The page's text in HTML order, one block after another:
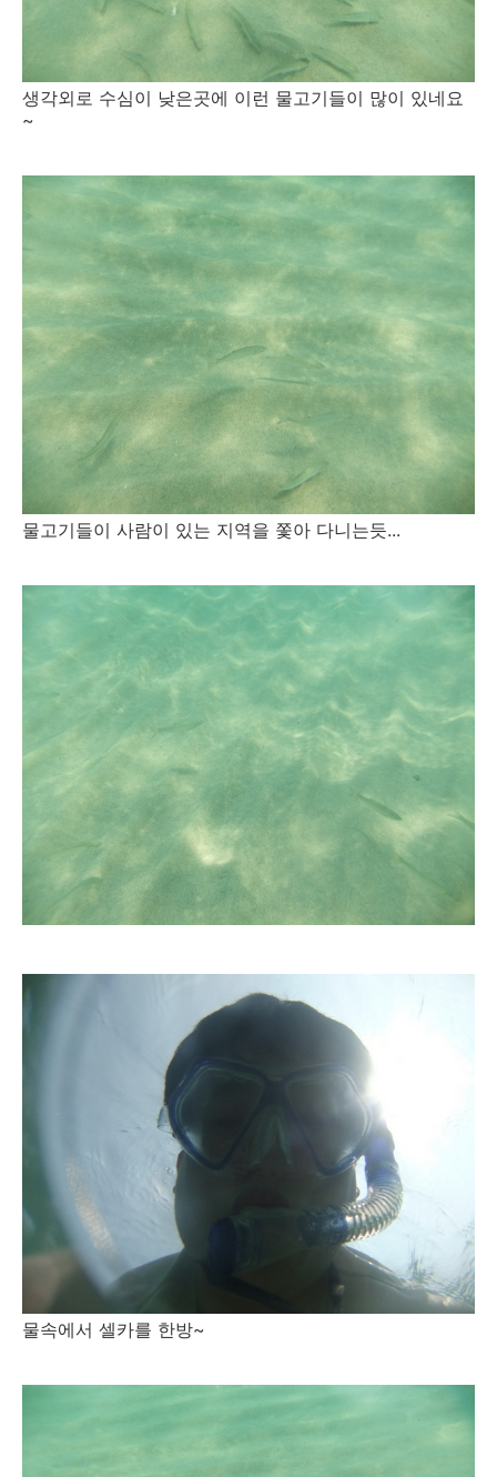
생각외로 수심이 낮은곳에 이런 물고기들이 많이 있네요
~
물고기들이 사람이 있는 지역을 쫓아 다니는듯...
물속에서 셀카를 한방~